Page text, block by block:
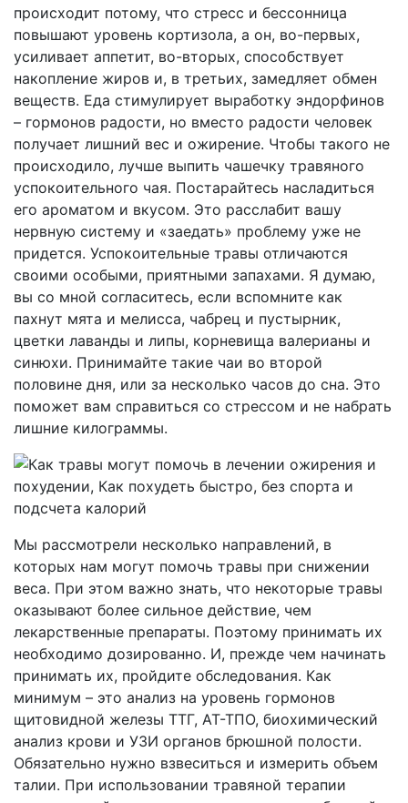
происходит потому, что стресс и бессонница
повышают уровень кортизола, а он, во-первых,
усиливает аппетит, во-вторых, способствует
накопление жиров и, в третьих, замедляет обмен
веществ. Еда стимулирует выработку эндорфинов
– гормонов радости, но вместо радости человек
получает лишний вес и ожирение. Чтобы такого не
происходило, лучше выпить чашечку травяного
успокоительного чая. Постарайтесь насладиться
его ароматом и вкусом. Это расслабит вашу
нервную систему и «заедать» проблему уже не
придется. Успокоительные травы отличаются
своими особыми, приятными запахами. Я думаю,
вы со мной согласитесь, если вспомните как
пахнут мята и мелисса, чабрец и пустырник,
цветки лаванды и липы, корневища валерианы и
синюхи. Принимайте такие чаи во второй
половине дня, или за несколько часов до сна. Это
поможет вам справиться со стрессом и не набрать
лишние килограммы.
Мы рассмотрели несколько направлений, в
которых нам могут помочь травы при снижении
веса. При этом важно знать, что некоторые травы
оказывают более сильное действие, чем
лекарственные препараты. Поэтому принимать их
необходимо дозированно. И, прежде чем начинать
принимать их, пройдите обследования. Как
минимум – это анализ на уровень гормонов
щитовидной железы ТТГ, АТ-ТПО, биохимический
анализ крови и УЗИ органов брюшной полости.
Обязательно нужно взвеситься и измерить объем
талии. При использовании травяной терапии